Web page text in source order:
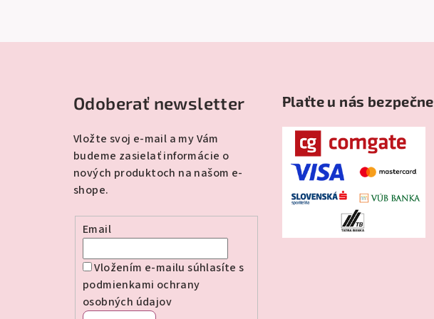
Odoberať newsletter
Vložte svoj e-mail a my Vám
budeme zasielať informácie o
nových produktoch na našom e-
shope.
Email
Vložením e-mailu súhlasíte s
podmienkami ochrany
osobných údajov
Plaťte u nás bezpečne